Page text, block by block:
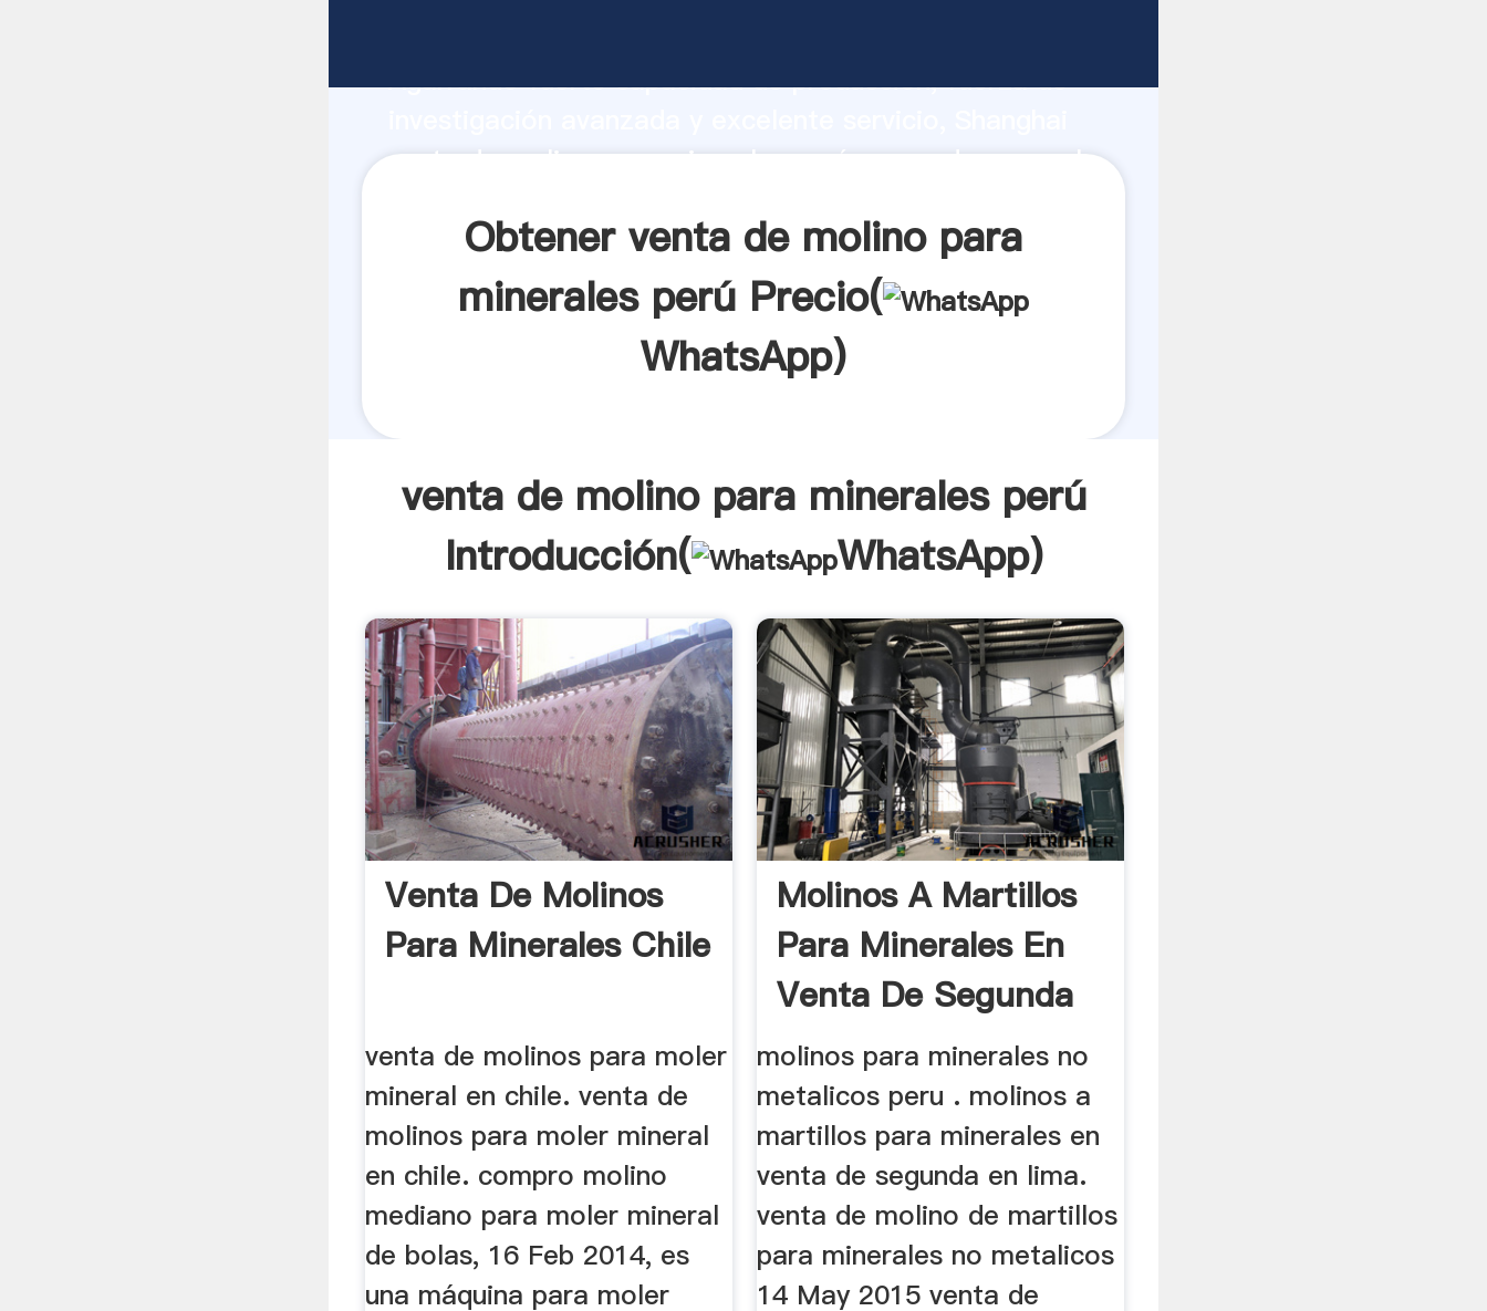
Agarrando fuerte capacidad de producción, fuerza de
venta de molino para minerales perú proveedor crea el
Obtener venta de molino para
minerales perú Precio(
WhatsApp)
venta de molino para minerales perú
Introducción(
WhatsApp)
Venta De Molinos
Para Minerales Chile
venta de molinos para moler
mineral en chile. venta de
molinos para moler mineral
en chile. compro molino
mediano para moler mineral
de bolas, 16 Feb 2014, es
una máquina para moler
Molinos A Martillos
Para Minerales En
Venta De Segunda
En Lima
molinos para minerales no
metalicos peru . molinos a
martillos para minerales en
venta de segunda en lima.
venta de molino de martillos
para minerales no metalicos
14 May 2015 venta de